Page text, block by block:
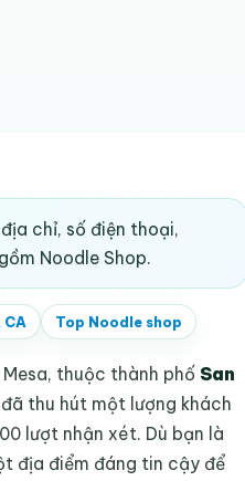
chỉ, số điện thoại,
Noodle Shop.
CA Top Noodle shop
thuộc thành phố San
thu hút một lượng khách
lượt nhận xét. Dù bạn là
địa điểm đáng tin cậy để